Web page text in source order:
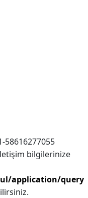
58616277055
İletişim bilgilerinize
application/query